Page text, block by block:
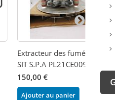
Extracteur des fumées -
SIT S.P.A PL21CE0090
150,00 €
Ajouter au panier